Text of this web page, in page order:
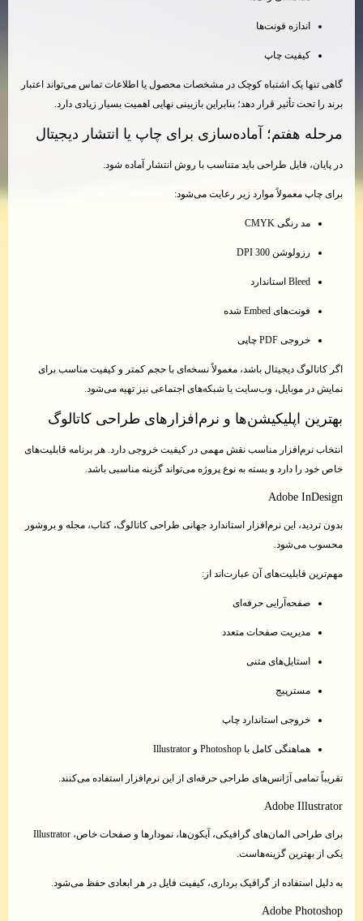
اندازه فونت‌ها
کیفیت چاپ
گاهی تنها یک اشتباه کوچک در مشخصات محصول یا اطلاعات تماس می‌تواند اعتبار
برند را تحت تأثیر قرار دهد؛ بنابراین بازبینی نهایی اهمیت بسیار زیادی دارد.
مرحله هفتم؛ آماده‌سازی برای چاپ یا انتشار دیجیتال
در پایان، فایل طراحی باید متناسب با روش انتشار آماده شود.
برای چاپ معمولاً موارد زیر رعایت می‌شود:
مد رنگی CMYK
رزولوشن 300 DPI
Bleed استاندارد
فونت‌های Embed شده
خروجی PDF چاپی
اگر کاتالوگ دیجیتال باشد، معمولاً نسخه‌ای با حجم کمتر و کیفیت مناسب برای
نمایش در موبایل، وب‌سایت یا شبکه‌های اجتماعی نیز تهیه می‌شود.
بهترین اپلیکیشن‌ها و نرم‌افزارهای طراحی کاتالوگ
انتخاب نرم‌افزار مناسب نقش مهمی در کیفیت خروجی دارد. هر برنامه قابلیت‌های
خاص خود را دارد و بسته به نوع پروژه می‌تواند گزینه مناسبی باشد.
Adobe InDesign
بدون تردید، این نرم‌افزار استاندارد جهانی طراحی کاتالوگ، کتاب، مجله و بروشور
محسوب می‌شود.
مهم‌ترین قابلیت‌های آن عبارت‌اند از:
صفحه‌آرایی حرفه‌ای
مدیریت صفحات متعدد
استایل‌های متنی
مسترپیج
خروجی استاندارد چاپ
هماهنگی کامل با Photoshop و Illustrator
تقریباً تمامی آژانس‌های طراحی حرفه‌ای از این نرم‌افزار استفاده می‌کنند.
Adobe Illustrator
برای طراحی المان‌های گرافیکی، آیکون‌ها، نمودارها و صفحات خاص، Illustrator
یکی از بهترین گزینه‌هاست.
به دلیل استفاده از گرافیک برداری، کیفیت فایل در هر ابعادی حفظ می‌شود.
Adobe Photoshop